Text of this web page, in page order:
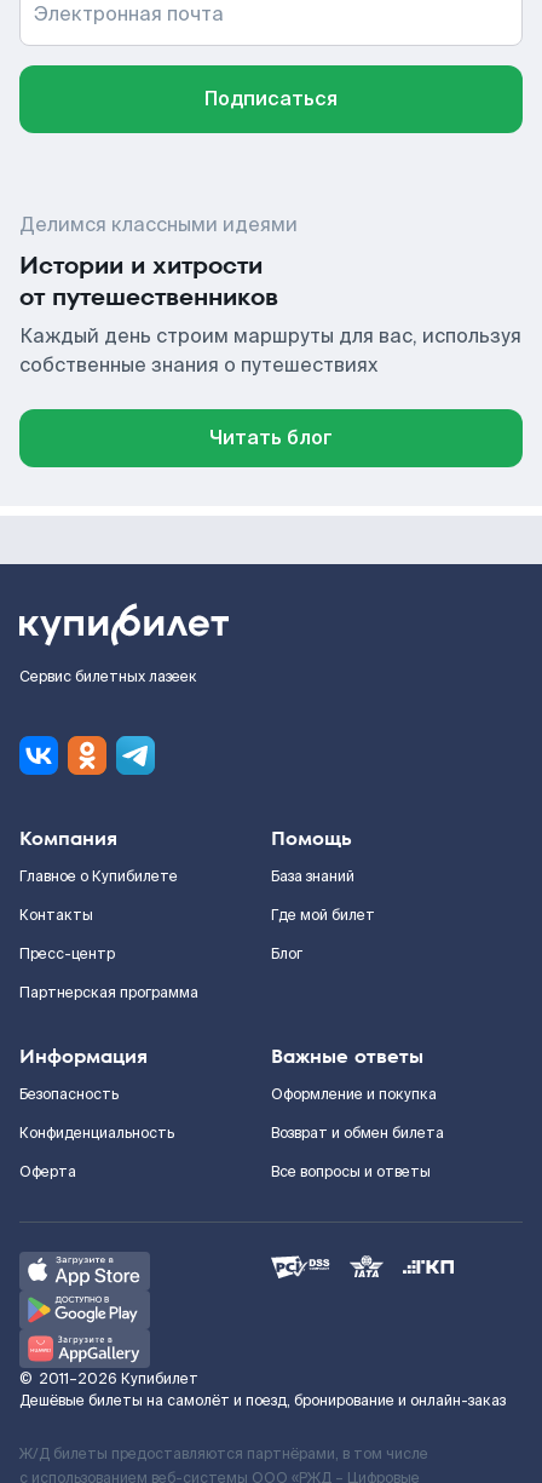
Электронная почта
Подписаться
Делимся классными идеями
Истории и хитрости
от путешественников
Каждый день строим маршруты для вас, используя
собственные знания о путешествиях
Читать блог
Сервис билетных лазеек
Компания
Главное о Купибилете
Контакты
Пресс-центр
Партнерская программа
Помощь
База знаний
Где мой билет
Блог
Информация
Безопасность
Конфиденциальность
Оферта
Важные ответы
Оформление и покупка
Возврат и обмен билета
Все вопросы и ответы
© 2011–2026 Купибилет
Дешёвые билеты на самолёт и поезд, бронирование и онлайн-заказ
Ж/Д билеты предоставляются партнёрами, в том числе
с использованием веб-системы ООО «РЖД – Цифровые